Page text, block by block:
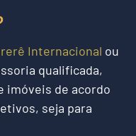
Internacional ou
qualificada,
imóveis de acordo
seja para